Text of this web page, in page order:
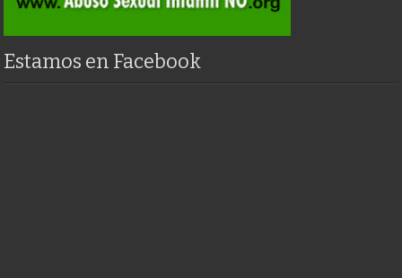
Estamos en Facebook